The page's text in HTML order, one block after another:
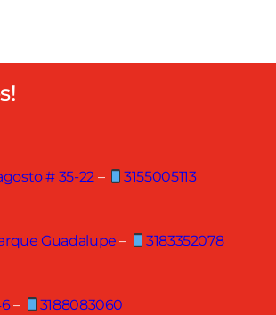
# 35-22–
3155005113
Guadalupe –
3183352078
–
3188083060